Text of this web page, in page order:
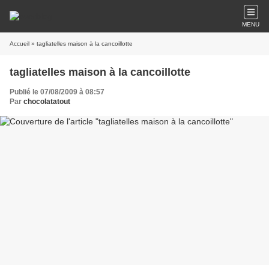
MENU
Accueil » tagliatelles maison à la cancoillotte
tagliatelles maison à la cancoillotte
Publié le 07/08/2009 à 08:57
Par chocolatatout